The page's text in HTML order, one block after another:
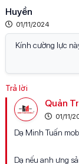
Huyền
01/11/2024
Kính cường lực
Quản
01/11/
Dạ Minh Tuấn
Dạ nếu anh ưng